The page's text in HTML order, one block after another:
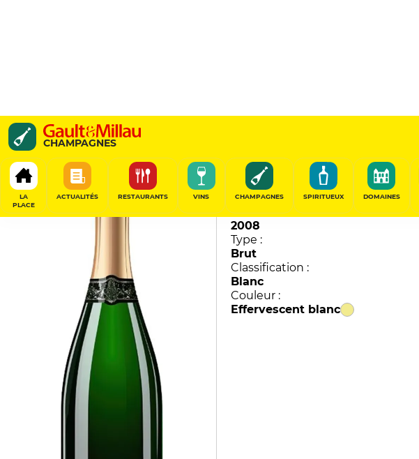
CHAMPAGNES
LA
PLACE
ACTUALITÉS RESTAURANTS VINS CHAMPAGNES SPIRITUEUX DOMAINES
Grand Cru Royal
Pommery
92/100
Champagne
Millésime :
2008
Type :
Brut
Classification :
Blanc
Couleur :
Effervescent blanc